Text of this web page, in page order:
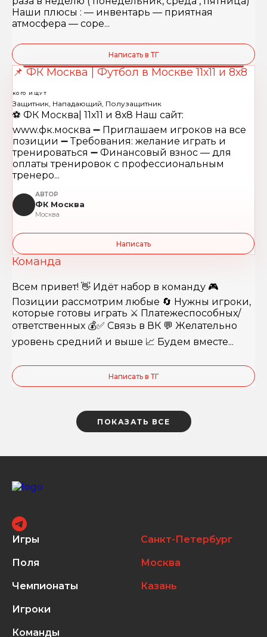
Наши плюсы : — инвентарь — приятная
атмосфера — соре...
Написать в ТГ
📌 ФК Москва | Футбол в Москве 11х11 и 8х8
КОГО ИЩУТ
Защитник, Нападающий, Полузащитник
⚽️ ФК Москва| 11х11 и 8х8 Наш сайт:
www.фк.москва ➖ Приглашаем игроков на все
позиции ➖ Требования: желание играть и
тренироваться ➖ Финансовый взнос — для
оплаты тренировок с профессиональным
тренеро...
АВТОР
ФК Москва
Москва
Написать
Команда
Всем привет! 👋 Идёт набор в команду 🎮
Позиции рассмотрим любые 🔄 Нужны игроки,
которые готовы играть ⚔️ Платежеспособных/
ответственных 💰✅ Связь в ВК 💬 Желательно
уровень средний и выше 📈 Будем вместе...
Написать в ТГ
ПОКАЗАТЬ ВСЕ
Игры
Поля
Чемпионаты
Игроки
Команды
Санкт-Петербург
Москва
Казань